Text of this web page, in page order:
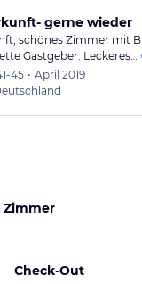
gerne wieder
schönes Zimmer mit
Gastgeber. Leckeres…
45 • April 2019
Zimmer
Check-Out